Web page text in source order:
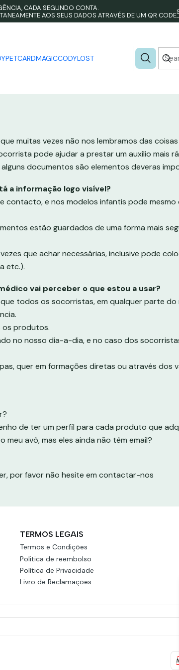
CARDMAGICCODYLOST
CADA SEGUNDO CONTA.
AOS SEUS DADOS ATRAVÉS DE UM QR CODE
Perguntas Frequentes
muitas vezes não nos lembramos das
pode ajudar a prestar um auxilio mais
documentos são elementos deveras
a informação logo visível?
contacto, e nos modelos infantis pode mesmo
estão guardados de uma forma mais
que achar necessárias, inclusive pode
etc.).
vai perceber o que estou a usar?
todos os socorristas, em qualquer parte do
os produtos.
no nosso dia-a-dia, e no caso dos
quer em formações diretas ou através dos
de ter um perfil para cada produto que
avô, mas eles ainda não têm email?
por favor não hesite em contactar-nos
TERMOS LEGAIS
Termos e Condições
Politica de reembolso
Política de Privacidade
Livro de Reclamações